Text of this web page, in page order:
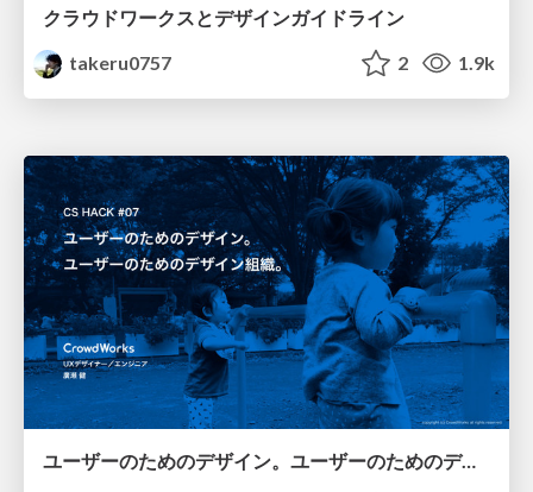
クラウドワークスとデザインガイドライン
takeru0757
2 1.9k
ユーザーのためのデザイン。ユーザーのためのデザイン組織。